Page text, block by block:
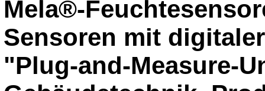
Mela®-
Sensoren mit
"Plug-and-Measure-